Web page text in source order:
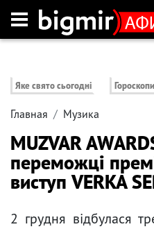
Яке свято сьогодні
Главная Музика
MUZVAR
переможці
виступ VERKA
2 грудня відбулася